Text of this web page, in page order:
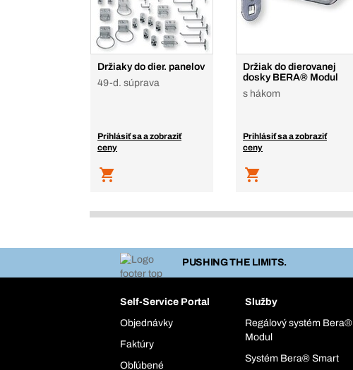
Držiaky do dier. panelov
49-d. súprava
Prihlásiť sa a zobraziť
ceny
Držiak do dierovanej
dosky BERA® Modul
s hákom
Prihlásiť sa a zobraziť
ceny
PUSHING THE LIMITS.
Self-Service Portal
Objednávky
Faktúry
Obľúbené
Služby
Regálový systém Bera®
Modul
Systém Bera® Smart